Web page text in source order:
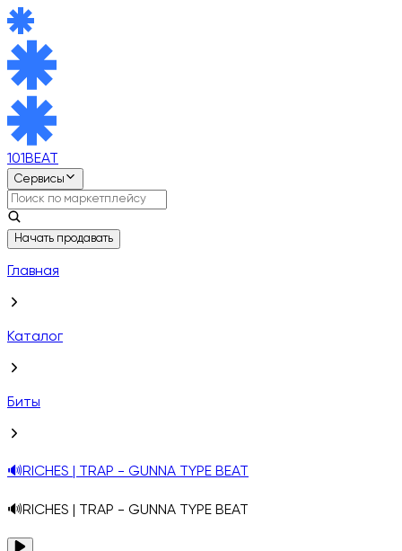
101BEAT
Сервисы
Начать продавать
Главная
Каталог
Биты
🔊RICHES | TRAP - GUNNA TYPE BEAT
🔊RICHES | TRAP - GUNNA TYPE BEAT